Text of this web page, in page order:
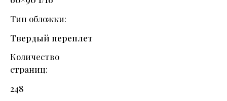
Тип обложки
Твердый переплет
Количество
страниц
248